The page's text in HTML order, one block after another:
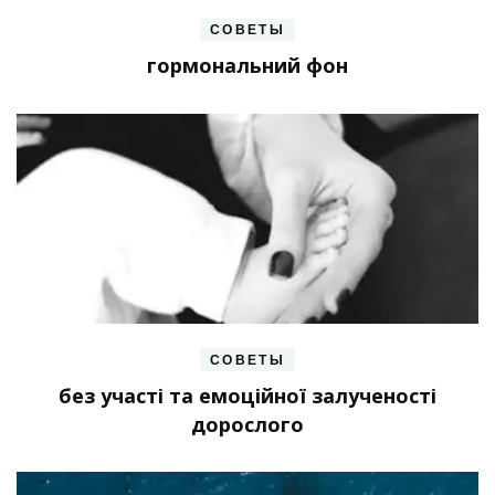
СОВЕТЫ
гормональний фон
СОВЕТЫ
без участі та емоційної залученості
дорослого